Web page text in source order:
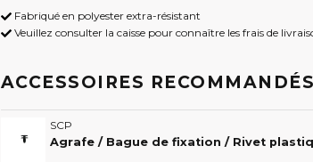
Fabriqué en polyester extra-résistant
Veuillez consulter la caisse pour connaître les frais de
ACCESSOIRES RECOMMANDÉS
SCP